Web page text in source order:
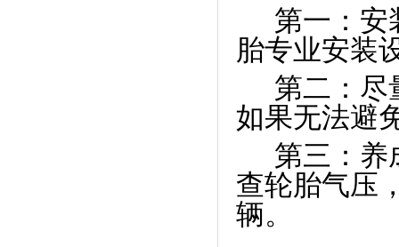
第一：安
胎专业安装
第二：尽
如果无法避
第三：养
查轮胎气压
辆。